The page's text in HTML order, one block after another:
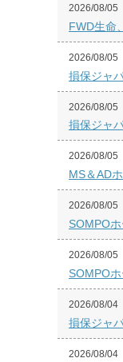
2026/08/05
FWD生命
2026/08/05
損保ジャ
2026/08/05
損保ジャ
2026/08/05
MS＆AD
2026/08/05
SOMPO
2026/08/05
SOMPO
2026/08/04
損保ジャ
2026/08/04